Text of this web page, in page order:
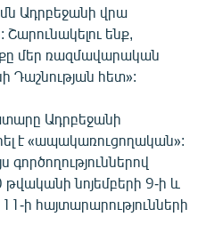
Ադրբեջանի վրա
Շարունակելու ենք,
մեր ռազմավարական
Դաշնության հետ»:
Ադրբեջանի
է «ապակառուցողական»:
գործողություններով
թվականի նոյեմբերի 9-ի և
ի հայտարարությունների